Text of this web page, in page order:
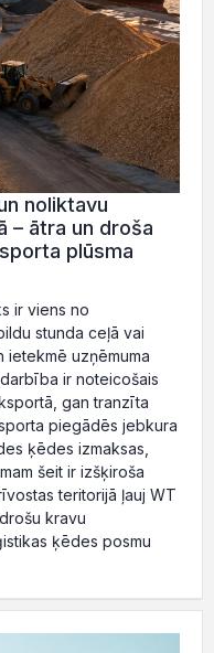
noliktavu
– ātra un droša
plūsma
ir viens no
stunda ceļā vai
ietekmē uzņēmuma
ir noteicošais
gan tranzīta
piegādēs jebkura
ķēdes izmaksas,
šeit ir izšķiroša
teritorijā ļauj WT
kravu
ķēdes posmu